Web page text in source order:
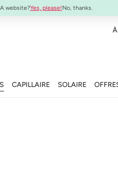
website?Yes, please!No, thanks.
SYSTEM
CAPILLAIRE SOLAIRE